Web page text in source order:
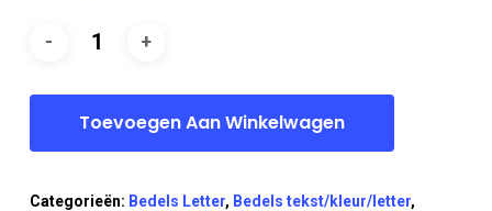
Toevoegen Aan Winkelwagen
Categorieën: Bedels Letter, Bedels tekst/kleur/letter,